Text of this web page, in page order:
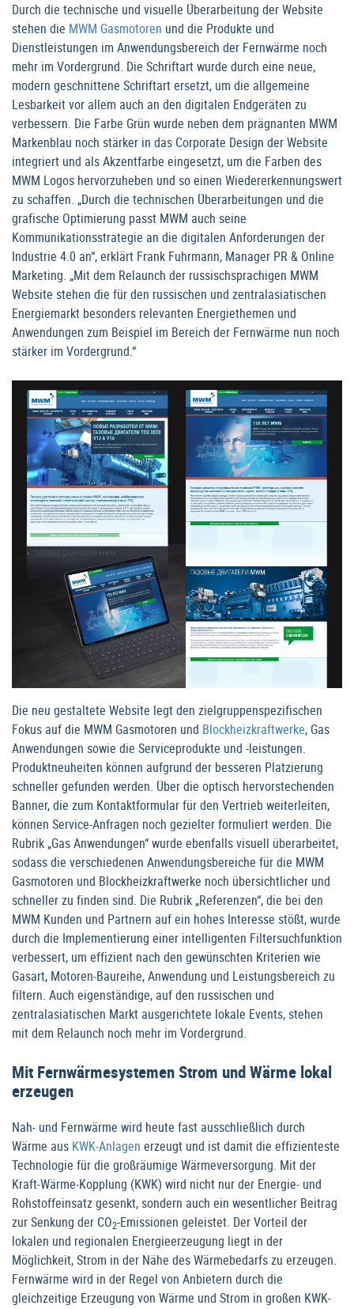
Durch die technische und visuelle Überarbeitung der Website
stehen die MWM Gasmotoren und die Produkte und
Dienstleistungen im Anwendungsbereich der Fernwärme noch
mehr im Vordergrund. Die Schriftart wurde durch eine neue,
modern geschnittene Schriftart ersetzt, um die allgemeine
Lesbarkeit vor allem auch an den digitalen Endgeräten zu
verbessern. Die Farbe Grün wurde neben dem prägnanten MWM
Markenblau noch stärker in das Corporate Design der Website
integriert und als Akzentfarbe eingesetzt, um die Farben des
MWM Logos hervorzuheben und so einen Wiedererkennungswert
zu schaffen. „Durch die technischen Überarbeitungen und die
grafische Optimierung passt MWM auch seine
Kommunikationsstrategie an die digitalen Anforderungen der
Industrie 4.0 an“, erklärt Frank Fuhrmann, Manager PR & Online
Marketing. „Mit dem Relaunch der russischsprachigen MWM
Website stehen die für den russischen und zentralasiatischen
Energiemarkt besonders relevanten Energiethemen und
Anwendungen zum Beispiel im Bereich der Fernwärme nun noch
stärker im Vordergrund.“
Die neu gestaltete Website legt den zielgruppenspezifischen
Fokus auf die MWM Gasmotoren und Blockheizkraftwerke, Gas
Anwendungen sowie die Serviceprodukte und -leistungen.
Produktneuheiten können aufgrund der besseren Platzierung
schneller gefunden werden. Über die optisch hervorstechenden
Banner, die zum Kontaktformular für den Vertrieb weiterleiten,
können Service-Anfragen noch gezielter formuliert werden. Die
Rubrik „Gas Anwendungen“ wurde ebenfalls visuell überarbeitet,
sodass die verschiedenen Anwendungsbereiche für die MWM
Gasmotoren und Blockheizkraftwerke noch übersichtlicher und
schneller zu finden sind. Die Rubrik „Referenzen“, die bei den
MWM Kunden und Partnern auf ein hohes Interesse stößt, wurde
durch die Implementierung einer intelligenten Filtersuchfunktion
verbessert, um effizient nach den gewünschten Kriterien wie
Gasart, Motoren-Baureihe, Anwendung und Leistungsbereich zu
filtern. Auch eigenständige, auf den russischen und
zentralasiatischen Markt ausgerichtete lokale Events, stehen
mit dem Relaunch noch mehr im Vordergrund.
Mit Fernwärmesystemen Strom und Wärme lokal
erzeugen
Nah- und Fernwärme wird heute fast ausschließlich durch
Wärme aus KWK-Anlagen erzeugt und ist damit die effizienteste
Technologie für die großräumige Wärmeversorgung. Mit der
Kraft-Wärme-Kopplung (KWK) wird nicht nur der Energie- und
Rohstoffeinsatz gesenkt, sondern auch ein wesentlicher Beitrag
zur Senkung der CO2-Emissionen geleistet. Der Vorteil der
lokalen und regionalen Energieerzeugung liegt in der
Möglichkeit, Strom in der Nähe des Wärmebedarfs zu erzeugen.
Fernwärme wird in der Regel von Anbietern durch die
gleichzeitige Erzeugung von Wärme und Strom in großen KWK-